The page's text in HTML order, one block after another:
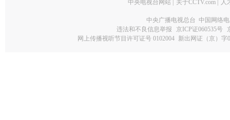
中央电视台网站 关于CCTV.com 人
中央广播电视总台 中国网络
违法和不良信息举报
京ICP证060535号
网上传播视听节目许可证号 0102004 新出网证（京）